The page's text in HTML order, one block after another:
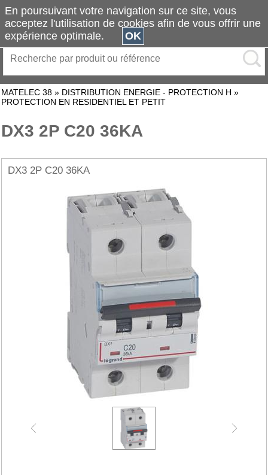
MATELEC 38 » DISTRIBUTION ENERGIE - PROTECTION H »
PROTECTION EN RESIDENTIEL ET PETIT
DX3 2P C20 36KA
DX3 2P C20 36KA
En poursuivant votre navigation sur ce site, vous
acceptez l'utilisation de cookies afin de vous offrir une
expérience optimale.
OK